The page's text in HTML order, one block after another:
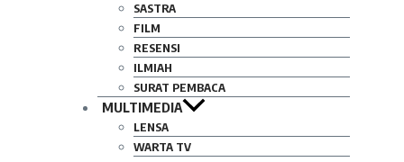
SASTRA
FILM
RESENSI
ILMIAH
SURAT PEMBACA
MULTIMEDIA
LENSA
WARTA TV